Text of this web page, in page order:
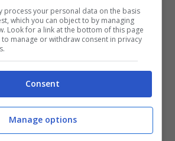
, il quale è riuscito con il
difficoltà che ne sono
l’affetto dei tifosi ma
delpresidente Cellino,
per la prossima stagione.
process your personal data on the basis
which you can object to by managing
Look for a link at the bottom of this page
manage or withdraw consent in privacy
Consent
Manage options